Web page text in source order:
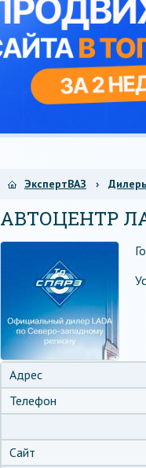
ЭкспертВАЗ ›
АВТОЦЕНТР
Адрес
Телефон
Сайт